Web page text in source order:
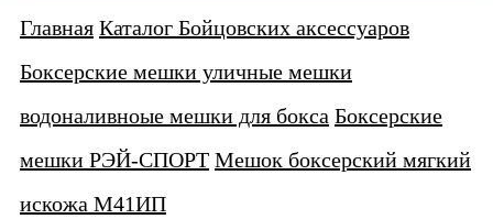
Главная Каталог Бойцовских аксессуаров
Боксерские мешки уличные мешки
водоналивноые мешки для бокса Боксерские
мешки РЭЙ-СПОРТ Мешок боксерский мягкий
искожа М41ИП